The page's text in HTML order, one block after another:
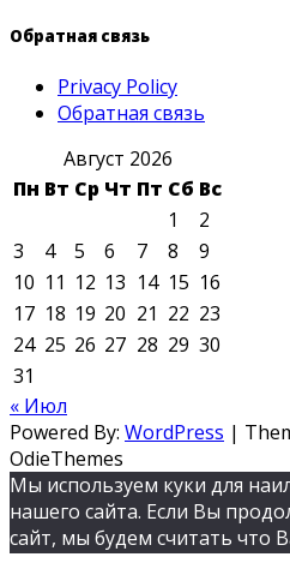
Обратная связь
Privacy Policy
Обратная связь
Август 2026
Пн Вт Ср Чт Пт Сб Вс
1
2
3
4 5 6 7 8
9
10 11 12 13 14 15 16
17 18 19 20 21 22 23
24 25 26 27 28 29 30
31
« Июл
Powered By: WordPress |
OdieThemes
Мы используем куки для
нашего сайта. Если Вы
сайт, мы будем считать что